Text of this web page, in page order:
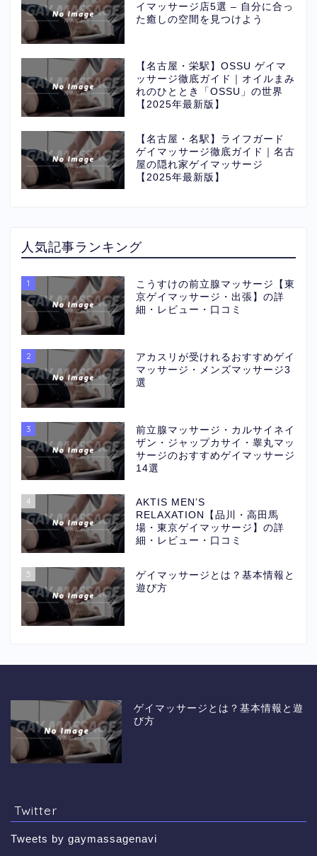
イマッサージ店5選 – 自分に合っ
た癒しの空間を見つけよう
【名古屋・栄駅】OSSU ゲイマ
ッサージ徹底ガイド｜オイルまみ
れのひととき「OSSU」の世界
【2025年最新版】
【名古屋・名駅】ライフガード
ゲイマッサージ徹底ガイド｜名古
屋の隠れ家ゲイマッサージ
【2025年最新版】
人気記事ランキング
1
こうすけの前立腺マッサージ【東
京ゲイマッサージ・出張】の詳
細・レビュー・口コミ
2
アカスリが受けれるおすすめゲイ
マッサージ・メンズマッサージ3
選
3
前立腺マッサージ・カルサイネイ
ザン・ジャップカサイ・睾丸マッ
サージのおすすめゲイマッサージ
14選
4
AKTIS MEN’S
RELAXATION【品川・高田馬
場・東京ゲイマッサージ】の詳
細・レビュー・口コミ
5
ゲイマッサージとは？基本情報と
遊び方
ゲイマッサージとは？基本情報と遊
び方
Twitter
Tweets by gaymassagenavi